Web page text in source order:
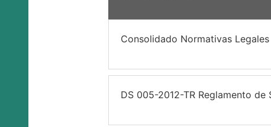
Consolidado Normativas Legales
DS 005-2012-TR Reglamento